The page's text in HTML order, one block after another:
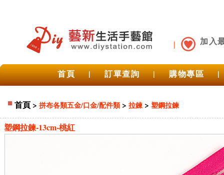
加入
首頁 | 訂單查詢 | 購物專區 |
首頁 > 拼布各類五金/口金/配件類 > 拉鍊 > 塑鋼拉鍊
塑鋼拉鍊-13cm-桃紅